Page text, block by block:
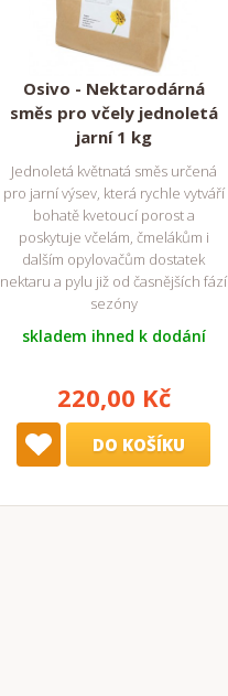
Osivo - Nektarodárná
směs pro včely jednoletá
jarní 1 kg
Jednoletá květnatá směs určená
pro jarní výsev, která rychle vytváří
bohatě kvetoucí porost a
poskytuje včelám, čmelákům i
dalším opylovačům dostatek
nektaru a pylu již od časnějších fází
sezóny
skladem ihned k dodání
220,00 Kč
DO KOŠÍKU